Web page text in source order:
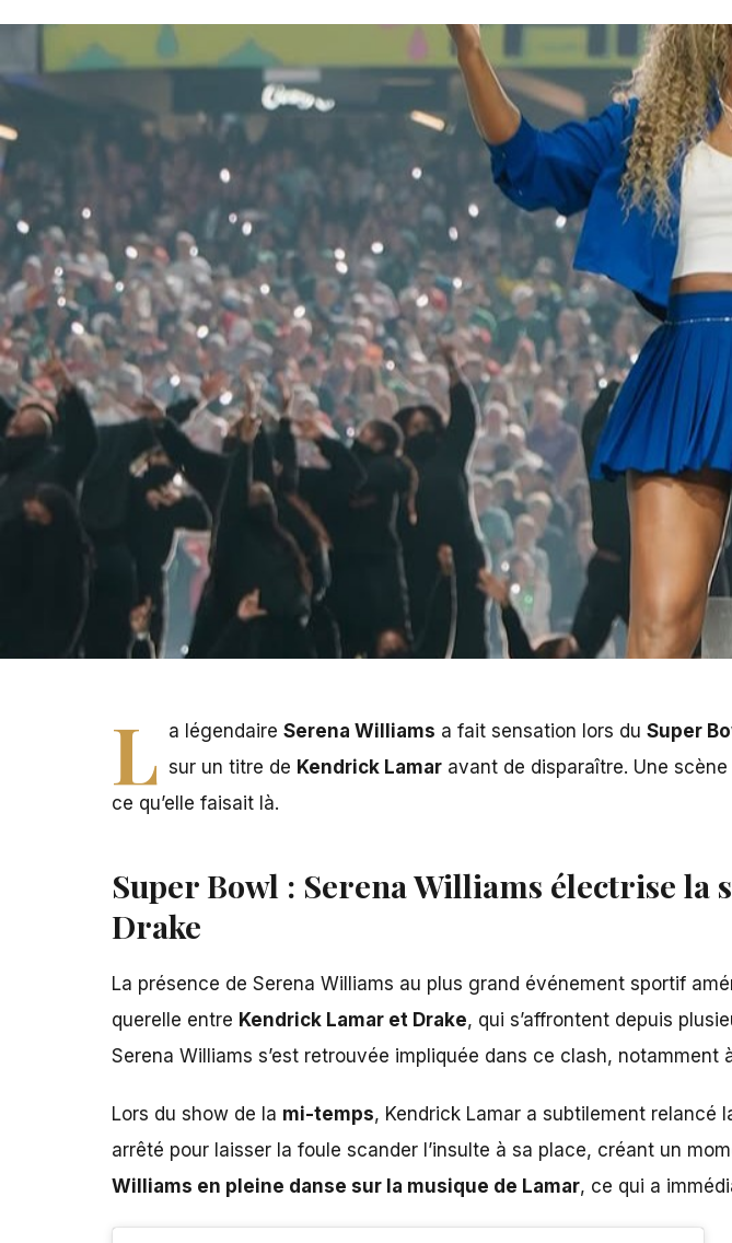
L a légendaire Serena Williams a fait sensation lors du Super
sur un titre de Kendrick Lamaravant de disparaître. Une
ce qu’elle faisait là.
Super Bowl : Serena Williams électrise la
Drake
La présence de Serena Williams au plus grand événement sportif
querelle entre Kendrick Lamar et Drake, qui s’affrontent depuis
Serena Williams s’est retrouvée impliquée dans ce clash,
Lors du show de la mi-temps, Kendrick Lamar a subtilement relancé
arrêté pour laisser la foule scander l’insulte à sa place, créant un
Williams en pleine danse sur la musique de Lamar, ce qui a